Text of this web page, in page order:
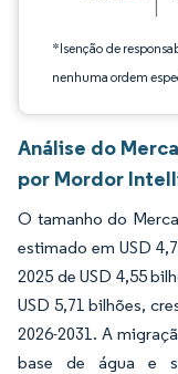
*Isenção de
nenhuma ordem
Análise do
por Mordor
O tamanho do
estimado em USD
2025 de USD 4,55
USD 5,71 bilhões,
2026-2031. A
base de água e